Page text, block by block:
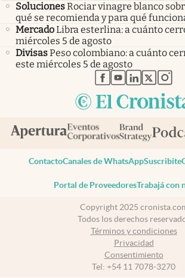
SolucionesRociar vinagre blanco
qué se recomienda y para qué
MercadoLibra esterlina: a cuánto
miércoles 5 de agosto
DivisasPeso colombiano: a cuánto
este miércoles 5 de agosto
abre en nueva
abre en nueva
abre en
abre
ContactoCanales de WhatsAppSuscribite
Portal de ProveedoresTrabajá con
Copyright 2025
Todos los derechos
Términos y condiciones
Privacidad
Consentimiento
Tel: +54 11 7078-3270